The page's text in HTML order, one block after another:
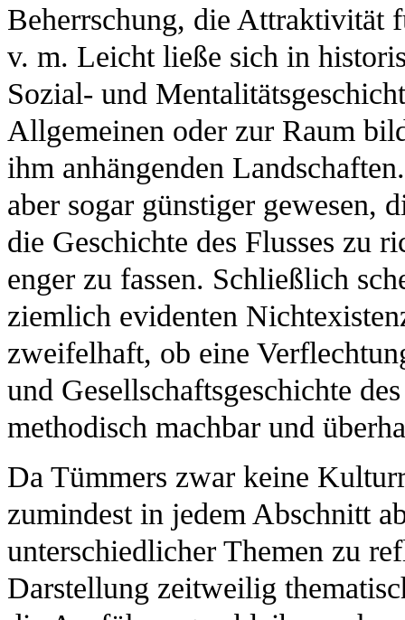
Beherrschung, die Attraktivität
v. m. Leicht ließe sich in
Sozial- und
Allgemeinen oder zur Raum
ihm anhängenden
aber sogar günstiger gewesen,
die Geschichte des Flusses zu
enger zu fassen. Schließlich
ziemlich evidenten
zweifelhaft, ob eine
und Gesellschaftsgeschichte
methodisch machbar und
Da Tümmers zwar keine
zumindest in jedem Abschnitt
unterschiedlicher Themen zu
Darstellung zeitweilig